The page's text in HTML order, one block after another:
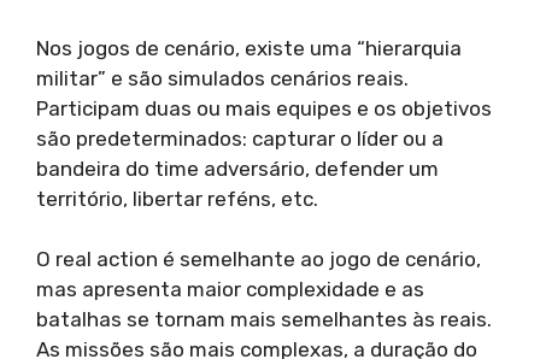
Nos jogos de cenário, existe uma “hierarquia
militar” e são simulados cenários reais.
Participam duas ou mais equipes e os objetivos
são predeterminados: capturar o líder ou a
bandeira do time adversário, defender um
território, libertar reféns, etc.
O real action é semelhante ao jogo de cenário,
mas apresenta maior complexidade e as
batalhas se tornam mais semelhantes às reais.
As missões são mais complexas, a duração do